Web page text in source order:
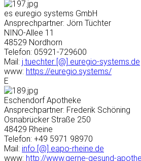
es euregio systems GmbH
Ansprechpartner: Jörn Tüchter
NINO-Allee 11
48529 Nordhorn
Telefon: 05921-729600
Mail: j.tuechter [@] euregio-systems.de
www: https://euregio.systems/
E
Eschendorf Apotheke
Ansprechpartner: Frederik Schöning
Osnabrücker Straße 250
48429 Rheine
Telefon: +49 5971 98970
Mail: info [@] eapo-rheine.de
www: http://www.gerne-gesund-